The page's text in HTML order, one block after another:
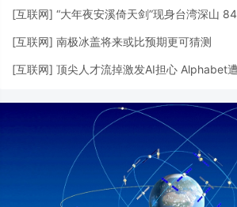
[互联网] “大年夜安溪倚天剑”现身台湾深山 84.1
[互联网] 南极冰盖将来或比预期更可猜测
[互联网] 顶尖人才流掉激发AI担心 Alphabet遭